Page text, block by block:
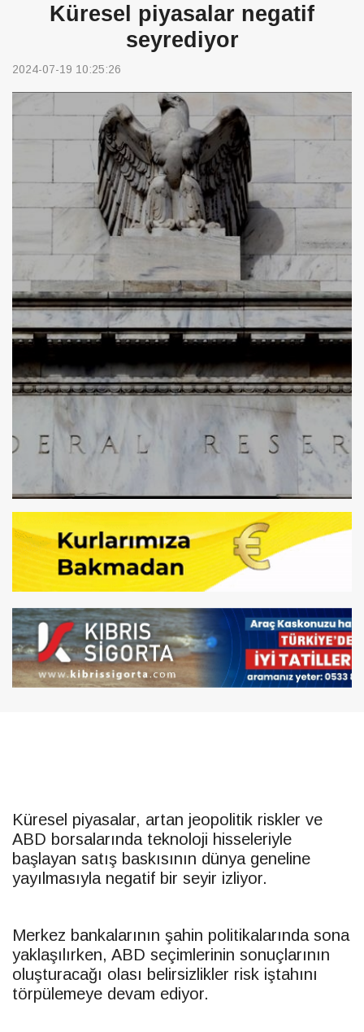
Küresel piyasalar negatif
seyrediyor
2024-07-19 10:25:26
Küresel piyasalar, artan jeopolitik riskler ve
ABD borsalarında teknoloji hisseleriyle
başlayan satış baskısının dünya geneline
yayılmasıyla negatif bir seyir izliyor.
Merkez bankalarının şahin politikalarında sona
yaklaşılırken, ABD seçimlerinin sonuçlarının
oluşturacağı olası belirsizlikler risk iştahını
törpülemeye devam ediyor.